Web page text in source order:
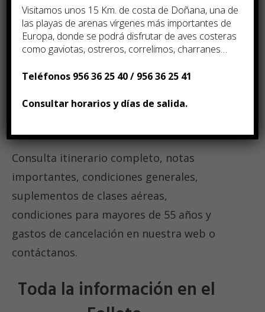
Las plazas son limitadas. Este es el
momento perfecto para reservar tu
escapada al paraíso italiano.
¡Reserva Ya y Prepárate para Contar
Consulta itinerario completo, notas
importantes, condiciones generales,
suplementos de clases aéreas,
condiciones para mayores de 55 años y
gastos de cancelación en nuestra web o
contáctanos.
Toda la información en el
Visitamos unos 15 Km. de costa de Doñana, una de
las playas de arenas ví­rgenes más importantes de
Europa, donde se podrá disfrutar de aves costeras
como gaviotas, ostreros, correlimos, charranes…
Teléfonos 956 36 25 40 / 956 36 25 41
Consultar horarios y días de salida.